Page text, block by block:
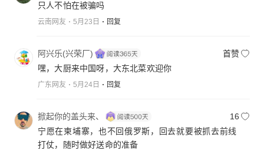
只人不怕在被骗吗
云南网友 5月23日 回复
阿兴乐(兴荣厂)
首赞
嘿，大厨来中国呀，大东北菜欢迎你
广东网友 5月24日 回复
掀起你的盖头来、
16
宁愿在柬埔寨，也不回俄罗斯，回去就要被抓去前线
打仗，随时做好送命的准备